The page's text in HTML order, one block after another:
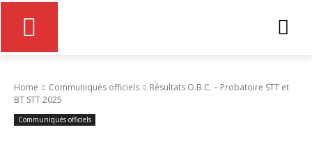
Home Communiqués officiels
Résultats O.B.C. – Probatoire STT et
BT STT 2025
Communiqués officiels